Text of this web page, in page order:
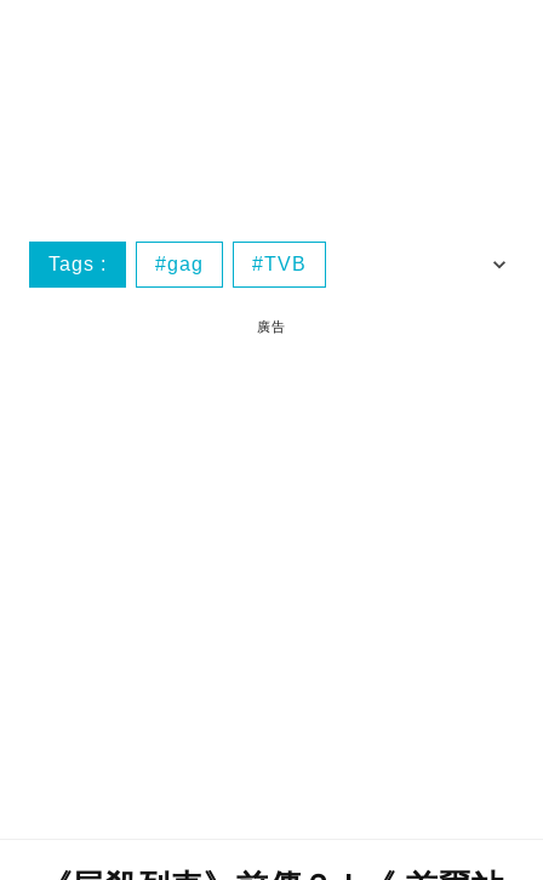
Tags : gag TVB
第一集
廣告